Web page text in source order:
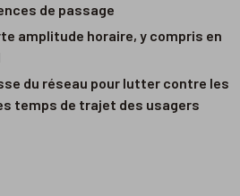
de passage
amplitude horaire, y compris en
du réseau pour lutter contre les
temps de trajet des usagers